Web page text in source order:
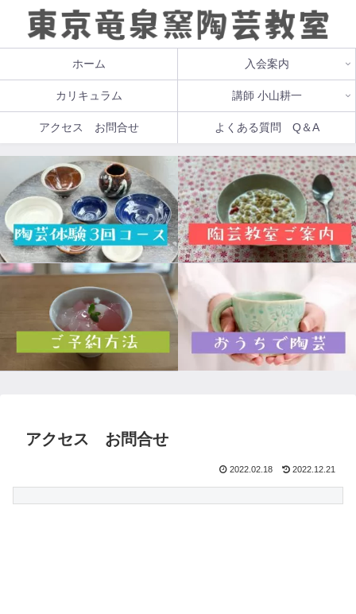
ホーム 入会案内
カリキュラム 講師 小山耕一
アクセス お問合せ よくある質問 Q＆A
アクセス お問合せ
2022.02.18 2022.12.21